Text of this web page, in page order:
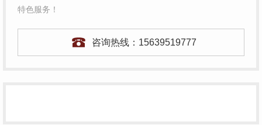
特色服务！
咨询热线： 15639519777